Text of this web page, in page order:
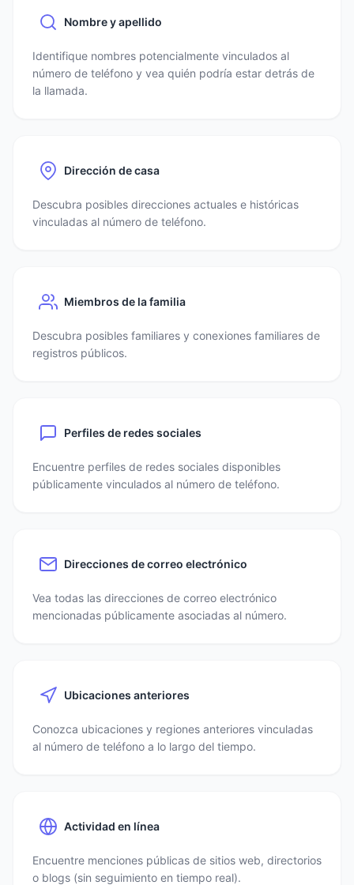
Nombre y apellido
Identifique nombres potencialmente vinculados al
número de teléfono y vea quién podría estar detrás de
la llamada.
Dirección de casa
Descubra posibles direcciones actuales e históricas
vinculadas al número de teléfono.
Miembros de la familia
Descubra posibles familiares y conexiones familiares de
registros públicos.
Perfiles de redes sociales
Encuentre perfiles de redes sociales disponibles
públicamente vinculados al número de teléfono.
Direcciones de correo electrónico
Vea todas las direcciones de correo electrónico
mencionadas públicamente asociadas al número.
Ubicaciones anteriores
Conozca ubicaciones y regiones anteriores vinculadas
al número de teléfono a lo largo del tiempo.
Actividad en línea
Encuentre menciones públicas de sitios web, directorios
o blogs (sin seguimiento en tiempo real).